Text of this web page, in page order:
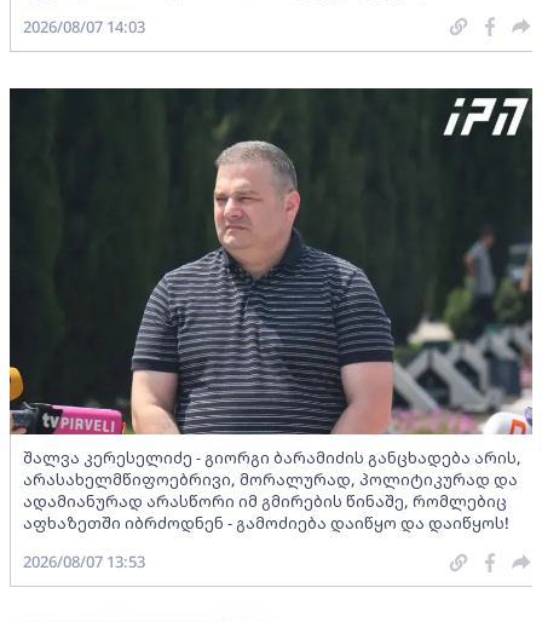
2026/08/07 14:03
შალვა კერესელიძე - გიორგი ბარამიძის განცხადება არის,
არასახელმწიფოებრივი, მორალურად, პოლიტიკურად და
ადამიანურად არასწორი იმ გმირების წინაშე, რომლებიც
აფხაზეთში იბრძოდნენ - გამოძიება დაიწყო და დაიწყოს!
2026/08/07 13:53